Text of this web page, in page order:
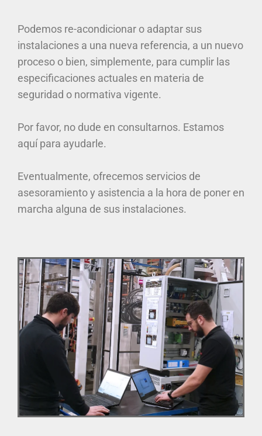
Podemos re-acondicionar o adaptar sus
instalaciones a una nueva referencia, a un nuevo
proceso o bien, simplemente, para cumplir las
especificaciones actuales en materia de
seguridad o normativa vigente.
Por favor, no dude en consultarnos. Estamos
aquí para ayudarle.
Eventualmente, ofrecemos servicios de
asesoramiento y asistencia a la hora de poner en
marcha alguna de sus instalaciones.